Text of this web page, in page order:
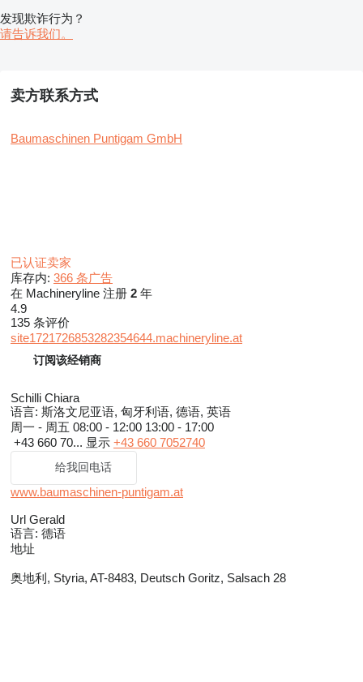
发现欺诈行为？
请告诉我们。
卖方联系方式
Baumaschinen Puntigam GmbH
已认证卖家
库存内: 366 条广告
在 Machineryline 注册 2 年
4.9
135 条评价
site1721726853282354644.machineryline.at
订阅该经销商
Schilli Chiara
语言: 斯洛文尼亚语, 匈牙利语, 德语, 英语
周一 - 周五 08:00 - 12:00 13:00 - 17:00
+43 660 70... 显示 +43 660 7052740
给我回电话
www.baumaschinen-puntigam.at
Url Gerald
语言: 德语
地址
奥地利, Styria, AT-8483, Deutsch Goritz, Salsach 28